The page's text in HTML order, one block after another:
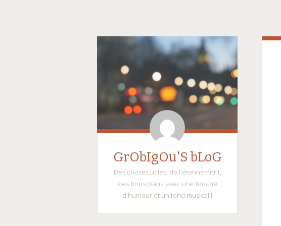
GrObIgOu'S bLoG
Des choses utiles, de l'étonnement,
des bons plans, avec une touche
d'humour et un fond musical !